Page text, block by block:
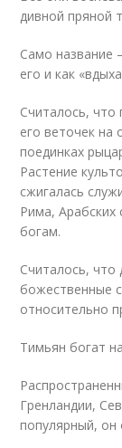
дивной пряной
Само название
его и как
Считалось,
его веточек на
поединках
Растение
сжигалась
Рима, Арабских
богам.
Считалось,
божественные
относительно
Тимьян богат
Гренландии,
популярный, он